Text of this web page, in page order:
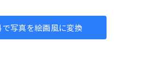
写真を絵画風に変換